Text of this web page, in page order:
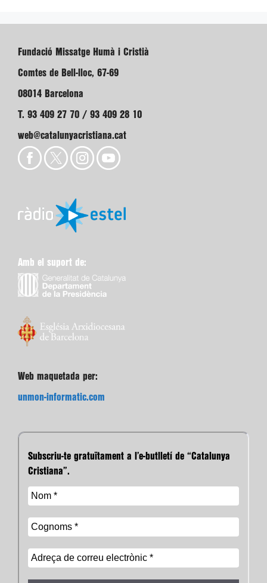
Fundació Missatge Humà i Cristià
Comtes de Bell-lloc, 67-69
08014 Barcelona
T. 93 409 27 70 / 93 409 28 10
web@catalunyacristiana.cat
Amb el suport de:
Web maquetada per:
unmon-informatic.com
Subscriu-te gratuïtament a l’e-butlletí de “Catalunya
Cristiana”.